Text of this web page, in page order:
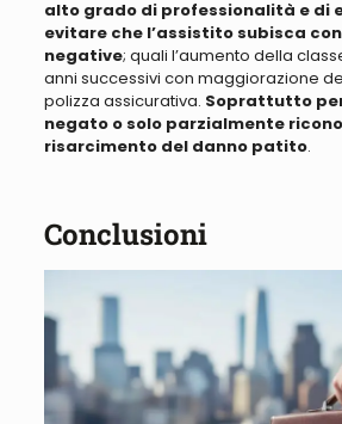
alto grado di professionalità e di
evitare che l’assistito subisca
negative; quali l’aumento della
anni successivi con maggiorazione
polizza assicurativa. Soprattutto
negato o solo parzialmente
risarcimento del danno patito.
Conclusioni